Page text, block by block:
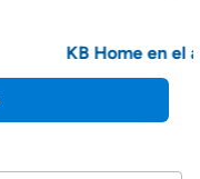
KB Home en el